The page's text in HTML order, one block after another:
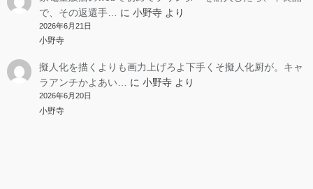
で、その返還手…
に 小野寺より
2026年6月21日
小野寺
擬人化を描くよりも画力上げろよ下手くそ擬人化厨が。キャ
ラアンチかよあい…
に 小野寺より
2026年6月20日
小野寺